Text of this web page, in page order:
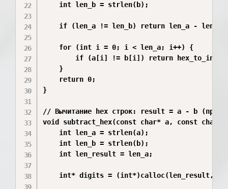
    int len_b = strlen(b);
    if (len_a != len_b) return len_a - len_b;
    for (int i = 0; i < len_a; i++) {
if (a[i] != b[i]) return
    }
    return 0;
}
// Вычитание hex строк: result = a - b
void subtract_hex(const char* a, const
    int len_a = strlen(a);
    int len_b = strlen(b);
    int len_result = len_a;
int* digits = (int*)calloc(len_result,